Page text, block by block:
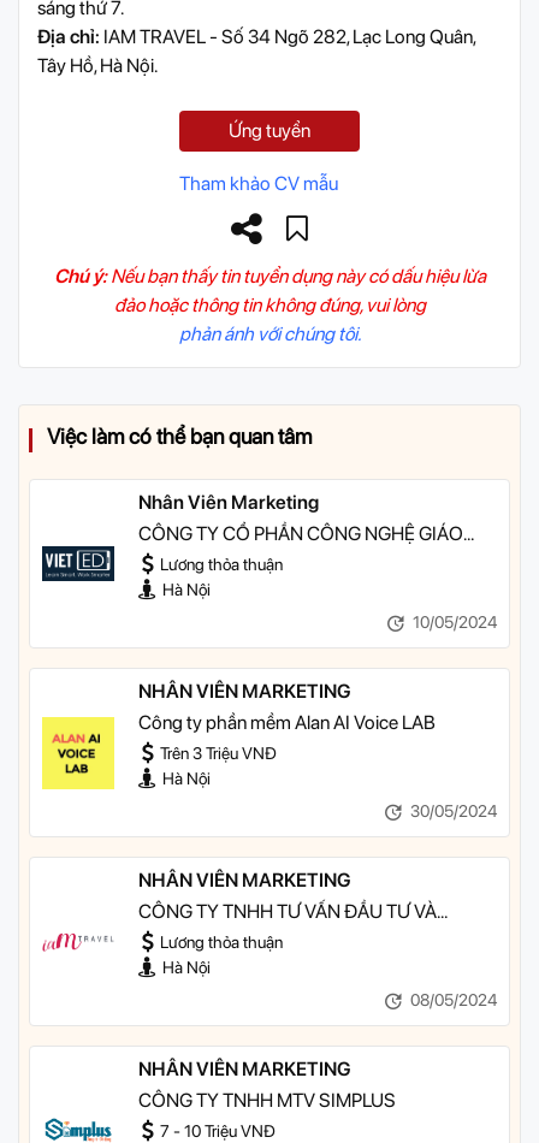
sáng thứ 7.
Địa chỉ: IAM TRAVEL - Số 34 Ngõ 282, Lạc Long Quân,
Tây Hồ, Hà Nội.
Ứng tuyển
Tham khảo CV mẫu
Chú ý:Nếu bạn thấy tin tuyển dụng này có dấu hiệu lừa
đảo hoặc thông tin không đúng, vui lòng
phản ánh với chúng tôi.
Việc làm có thể bạn quan tâm
Nhân Viên Marketing
CÔNG TY CỔ PHẦN CÔNG NGHỆ GIÁO
DỤC THÔNG MINH
Lương thỏa thuận
Hà Nội
10/05/2024
NHÂN VIÊN MARKETING
Công ty phần mềm Alan AI Voice LAB
Trên 3 Triệu VNĐ
Hà Nội
30/05/2024
NHÂN VIÊN MARKETING
CÔNG TY TNHH TƯ VẤN ĐẦU TƯ VÀ
THƯƠNG MẠI DỊCH VỤ DU LỊCH IAM
TRAVEL
Lương thỏa thuận
Hà Nội
08/05/2024
NHÂN VIÊN MARKETING
CÔNG TY TNHH MTV SIMPLUS
7 - 10 Triệu VNĐ